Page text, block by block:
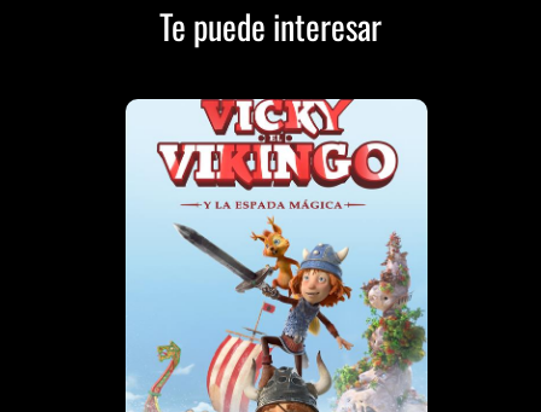
Te puede interesar